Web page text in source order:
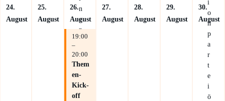
i
o
n
p
a
r
t
e
i
ö
n
e
p
e
r
o
m
24.
August
25.
August
26.
August
19:00
–
20:00
Them
en-
Kick-
off
27.
August
28.
August
29.
August
30.
August